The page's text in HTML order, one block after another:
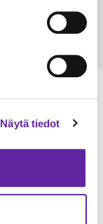
Näytä tiedot